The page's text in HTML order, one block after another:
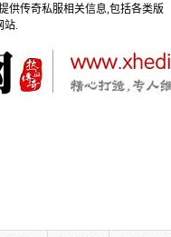
供传奇私服相关信息,包括各类版
站.